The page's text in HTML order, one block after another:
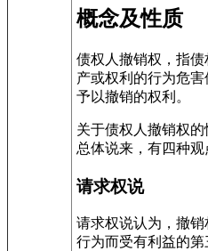
概念及性质
债权人撤销权，指
产或权利的行为危
予以撤销的权利。
关于债权人撤销权的
总体说来，有四种观
请求权说
请求权说认为，撤
行为而受有利益的